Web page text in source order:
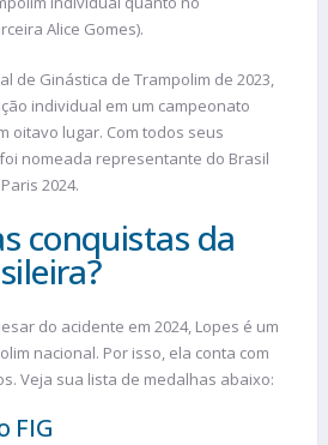
Alice Gomes).
de Ginástica de Trampolim de 2023,
individual em um campeonato
oitavo lugar. Com todos seus
nomeada representante do Brasil
2024.
conquistas da
do acidente em 2024, Lopes é um
nacional. Por isso, ela conta com
Veja sua lista de medalhas abaixo:
FIG